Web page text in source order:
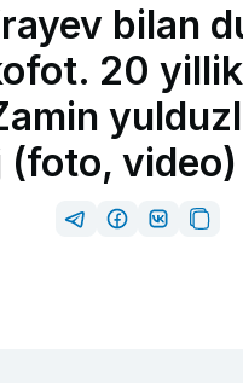
bilan
20 yillik
(foto, video)